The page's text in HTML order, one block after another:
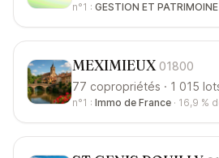
n°1 : GESTION ET
MEXIMIEUX01800
77 copropriétés · 1 015
n°1 : Immo de France · 16,9 %